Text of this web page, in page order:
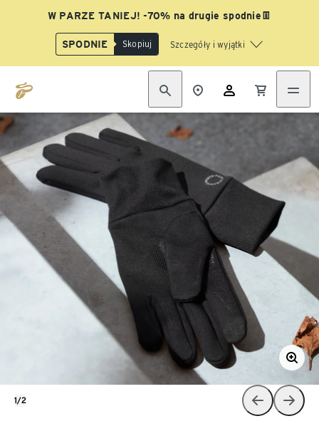
W PARZE TANIEJ! -70% na drugie spodnie👖
SPODNIE Skopiuj Szczegóły i wyjątki
1/2